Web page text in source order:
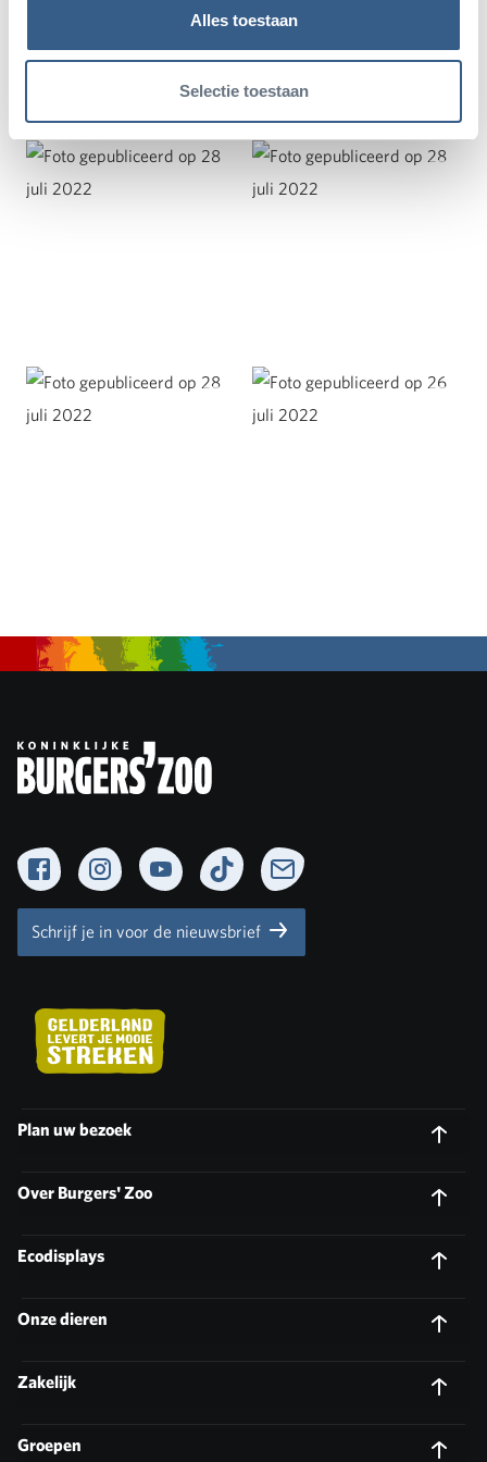
Alles toestaan
Selectie toestaan
FacebookInstagramYouTubeTikTok Newsletter
Schrijf je in voor de nieuwsbrief
Plan uw bezoek
Over Burgers' Zoo
Ecodisplays
Onze dieren
Zakelijk
Groepen